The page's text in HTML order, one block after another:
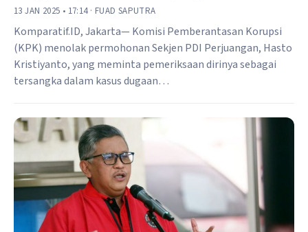
13 JAN 2025 • 17:14 · FUAD SAPUTRA
Komparatif.ID, Jakarta— Komisi Pemberantasan Korupsi
(KPK) menolak permohonan Sekjen PDI Perjuangan, Hasto
Kristiyanto, yang meminta pemeriksaan dirinya sebagai
tersangka dalam kasus dugaan…